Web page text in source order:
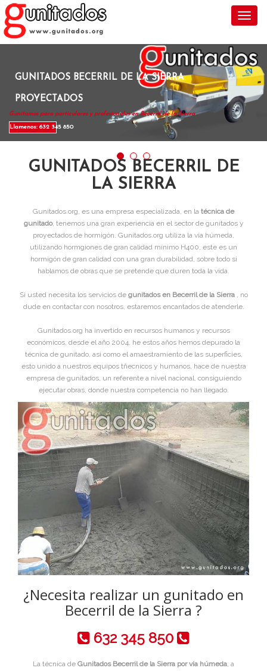
GUNITADOS BECERRIL DE LA SIERRA
PROYECTADOS
Gunitamos para particulares y profesionales en Becerril de la Sierra .
Llamenos: 632 345 850
GUNITADOS BECERRIL DE
LA SIERRA
Gunitados.org, es una empresa especializada, en la técnica de
gunitado, tenemos una gran experiencia en el sector de gunitados y
proyectados de hormigón. Gunitados.org utiliza la vía húmeda,
utilizando hormgiones de gran calidad mínimo H400, este es un
hormigón de gran calidad con una gran durabilidad, sobre todo si
hablamos de obras que se pretende que duren toda la vida.
Si usted necesita los servicios de gunitados en Becerril de la Sierra , no
dude en contactar con nosotros, estaremos encantados de atenderle.
Gunitados.org ha invertido en recursos humanos y recursos
económicos, desde el año 2004, he estos años hemos depurado la
técnica de gunitado, asi como el amaestramiento de las superficies,
esto unido a nuestros equipos tñecnicos y humanos, hace de nuestra
empresa de gunitados, un referente a nivel nacional, consiguiendo
ejecutar obras, donde nuestra competencia no han llegado.
¿Necesita realizar un gunitado en
Becerril de la Sierra ?
632 345 850
La técnica de Gunitados Becerril de la Sierra por vía húmeda, a